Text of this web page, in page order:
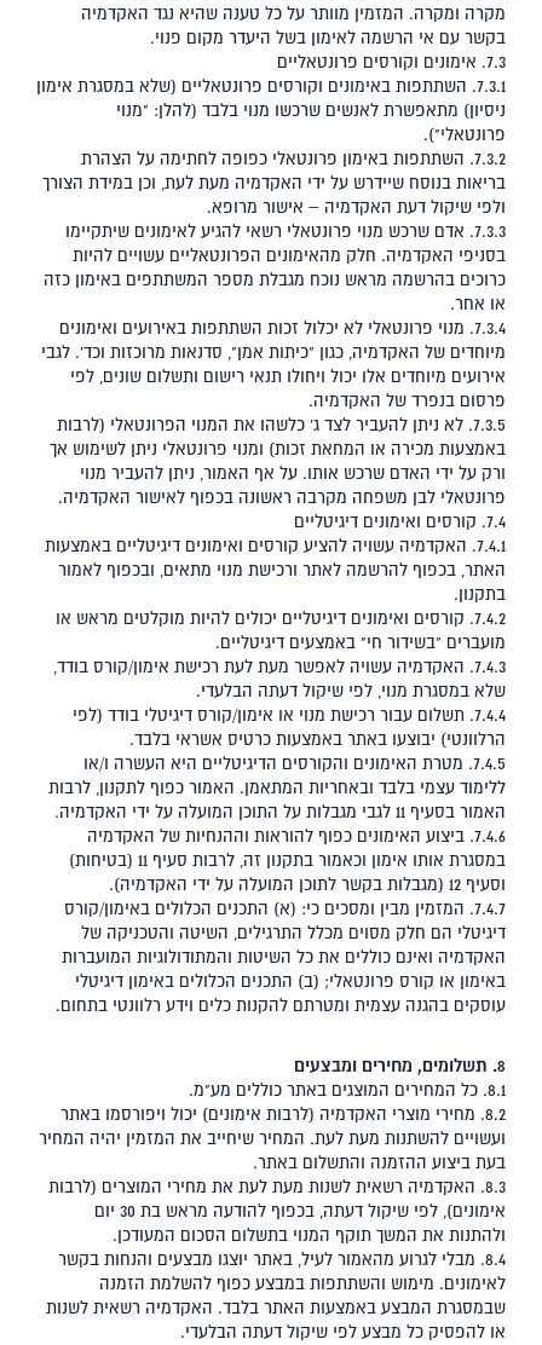
מקרה ומקרה. המזמין מוותר על כל טענה שהיא נגד האקדמיה
בקשר עם אי הרשמה לאימון בשל היעדר מקום פנוי.
7.3. אימונים וקורסים פרונטאליים
7.3.1. השתתפות באימונים וקורסים פרונטאליים (שלא במסגרת אימון
ניסיון) מתאפשרת לאנשים שרכשו מנוי בלבד (להלן: "מנוי
פרונטאלי").
7.3.2. השתתפות באימון פרונטאלי כפופה לחתימה על הצהרת
בריאות בנוסח שיידרש על ידי האקדמיה מעת לעת, וכן במידת הצורך
ולפי שיקול דעת האקדמיה – אישור מרופא.
7.3.3. אדם שרכש מנוי פרונטאלי רשאי להגיע לאימונים שיתקיימו
בסניפי האקדמיה. חלק מהאימונים הפרונטאליים עשויים להיות
כרוכים בהרשמה מראש נוכח מגבלת מספר המשתתפים באימון כזה
או אחר.
7.3.4. מנוי פרונטאלי לא יכלול זכות השתתפות באירועים ואימונים
מיוחדים של האקדמיה, כגון "כיתות אמן", סדנאות מרוכזות וכד'. לגבי
אירועים מיוחדים אלו יכול ויחולו תנאי רישום ותשלום שונים, לפי
פרסום בנפרד של האקדמיה.
7.3.5. לא ניתן להעביר לצד ג' כלשהו את המנוי הפרונטאלי (לרבות
באמצעות מכירה או המחאת זכות) ומנוי פרונטאלי ניתן לשימוש אך
ורק על ידי האדם שרכש אותו. על אף האמור, ניתן להעביר מנוי
פרונטאלי לבן משפחה מקרבה ראשונה בכפוף לאישור האקדמיה.
7.4. קורסים ואימונים דיגיטליים
7.4.1. האקדמיה עשויה להציע קורסים ואימונים דיגיטליים באמצעות
האתר, בכפוף להרשמה לאתר ורכישת מנוי מתאים, ובכפוף לאמור
בתקנון.
7.4.2. קורסים ואימונים דיגיטליים יכולים להיות מוקלטים מראש או
מועברים "בשידור חי" באמצעים דיגיטליים.
7.4.3. האקדמיה עשויה לאפשר מעת לעת רכישת אימון/קורס בודד,
שלא במסגרת מנוי, לפי שיקול דעתה הבלעדי.
7.4.4. תשלום עבור רכישת מנוי או אימון/קורס דיגיטלי בודד (לפי
הרלוונטי) יבוצעו באתר באמצעות כרטיס אשראי בלבד.
7.4.5. מטרת האימונים והקורסים הדיגיטליים היא העשרה ו/או
ללימוד עצמי בלבד ובאחריות המתאמן. האמור כפוף לתקנון, לרבות
האמור בסעיף ‎11 לגבי מגבלות על התוכן המועלה על ידי האקדמיה.
7.4.6. ביצוע האימונים כפוף להוראות וההנחיות של האקדמיה
במסגרת אותו אימון וכאמור בתקנון זה, לרבות סעיף ‎11 (בטיחות)
וסעיף ‎12 (מגבלות בקשר לתוכן המועלה על ידי האקדמיה).
7.4.7. המזמין מבין ומסכים כי: (א) התכנים הכלולים באימון/קורס
דיגיטלי הם חלק מסוים מכלל התרגילים, השיטה והטכניקה של
האקדמיה ואינם כוללים את כל השיטות והמתודולוגיות המועברות
באימון או קורס פרונטאלי; (ב) התכנים הכלולים באימון דיגיטלי
עוסקים בהגנה עצמית ומטרתם להקנות כלים וידע רלוונטי בתחום.
8. תשלומים, מחירים ומבצעים
8.1. כל המחירים המוצגים באתר כוללים מע"מ.
8.2. מחירי מוצרי האקדמיה (לרבות אימונים) יכול ויפורסמו באתר
ועשויים להשתנות מעת לעת. המחיר שיחייב את המזמין יהיה המחיר
בעת ביצוע ההזמנה והתשלום באתר.
8.3. האקדמיה רשאית לשנות מעת לעת את מחירי המוצרים (לרבות
אימונים), לפי שיקול דעתה, בכפוף להודעה מראש בת 30 יום
ולהתנות את המשך תוקף המנוי בתשלום הסכום המעודכן.
8.4. מבלי לגרוע מהאמור לעיל, באתר יוצגו מבצעים והנחות בקשר
לאימונים. מימוש והשתתפות במבצע כפוף להשלמת הזמנה
שבמסגרת המבצע באמצעות האתר בלבד. האקדמיה רשאית לשנות
או להפסיק כל מבצע לפי שיקול דעתה הבלעדי.